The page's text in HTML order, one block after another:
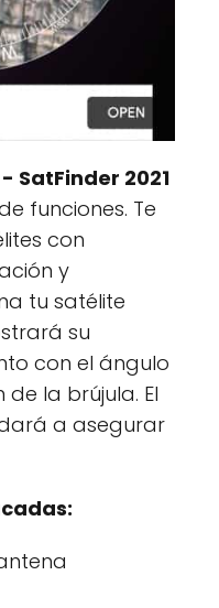
SatFinder 2021
funciones. Te
con
y
tu satélite
su
con el ángulo
la brújula. El
a asegurar